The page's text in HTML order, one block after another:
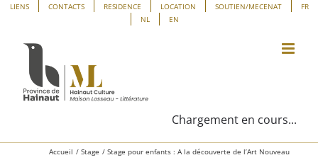
Panneau de gestion des cookies
Passer
contenu
LIENS CONTACTS RESIDENCE LOCATION SOUTIEN/MECENAT
FR
NL
EN
Chargement en cours...
Accueil Stage Stage pour enfants : A la découverte de l’Art Nouveau